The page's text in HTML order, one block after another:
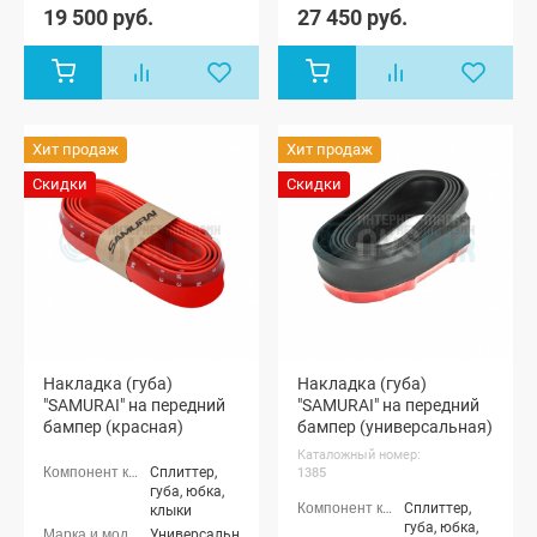
19 500 руб. 27 450 руб.
Хит продаж
Скидки
Накладка (губа)
"SAMURAI" на передний
бампер (красная)
Сплиттер,
губа, юбка,
клыки
Хит продаж
Скидки
Накладка (губа)
"SAMURAI" на передний
бампер (универсальная)
Каталожный номер:
1385
Сплиттер,
губа, юбка,